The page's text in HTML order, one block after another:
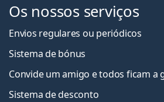
Os nossos serviços
Envios regulares ou periódicos
Sistema de bónus
Convide um amigo e todos ficam a
Sistema de desconto